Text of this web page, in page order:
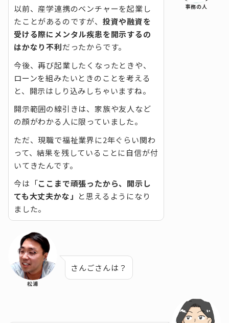
以前、産学連携のベンチャーを起業し
たことがあるのですが、 投資や融資を
受ける際にメンタル疾患を開示するの
はかなり不利だったからです。
今後、再び起業したくなったときや、
ローンを組みたいときのことを考える
と、開示はしり込みしちゃいますね。
開示範囲の線引きは、家族や友人など
の顔がわかる人に限っていました。
ただ、現職で福祉業界に2年ぐらい関わ
って、結果を残していることに自信が付
いてきたんです。
今は「ここまで頑張ったから、開示し
ても大丈夫かな」 と思えるようになり
ました。
事務の人
松浦
さんごさんは？